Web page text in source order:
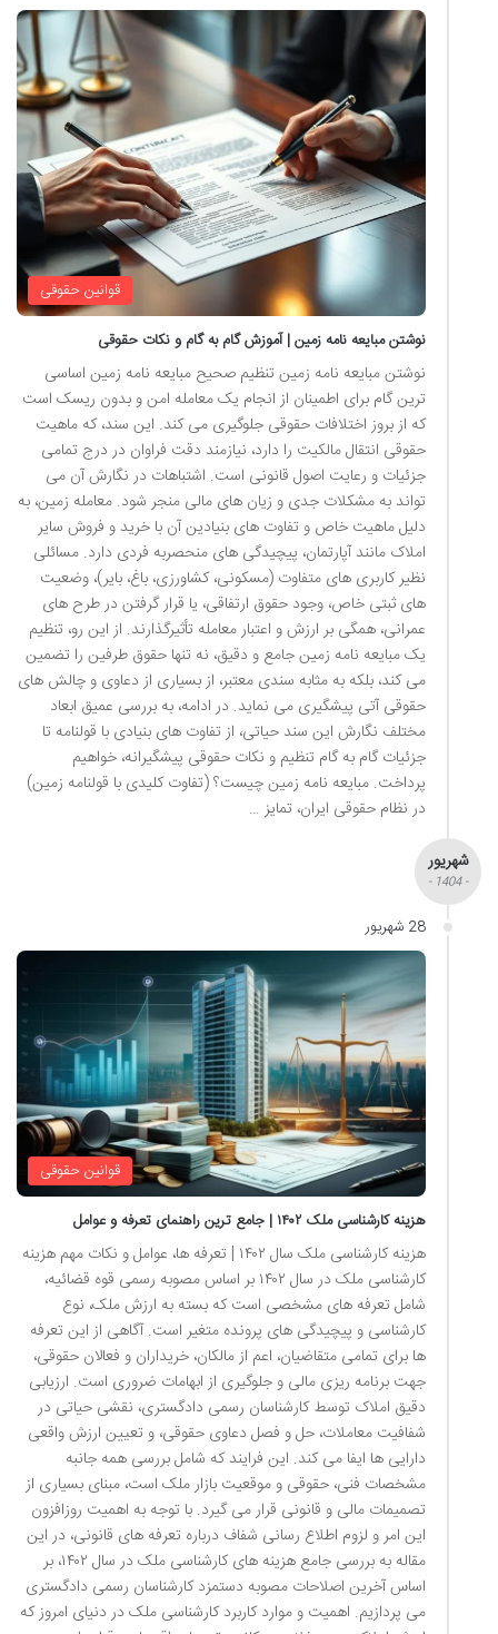
قوانین حقوقی
نوشتن مبایعه نامه زمین | آموزش گام به گام و نکات حقوقی
نوشتن مبایعه نامه زمین تنظیم صحیح مبایعه نامه زمین اساسی
ترین گام برای اطمینان از انجام یک معامله امن و بدون ریسک است
که از بروز اختلافات حقوقی جلوگیری می کند. این سند، که ماهیت
حقوقی انتقال مالکیت را دارد، نیازمند دقت فراوان در درج تمامی
جزئیات و رعایت اصول قانونی است. اشتباهات در نگارش آن می
تواند به مشکلات جدی و زیان های مالی منجر شود. معامله زمین، به
دلیل ماهیت خاص و تفاوت های بنیادین آن با خرید و فروش سایر
املاک مانند آپارتمان، پیچیدگی های منحصربه فردی دارد. مسائلی
نظیر کاربری های متفاوت (مسکونی، کشاورزی، باغ، بایر)، وضعیت
های ثبتی خاص، وجود حقوق ارتفاقی، یا قرار گرفتن در طرح های
عمرانی، همگی بر ارزش و اعتبار معامله تأثیرگذارند. از این رو، تنظیم
یک مبایعه نامه زمین جامع و دقیق، نه تنها حقوق طرفین را تضمین
می کند، بلکه به مثابه سندی معتبر، از بسیاری از دعاوی و چالش های
حقوقی آتی پیشگیری می نماید. در ادامه، به بررسی عمیق ابعاد
مختلف نگارش این سند حیاتی، از تفاوت های بنیادی با قولنامه تا
جزئیات گام به گام تنظیم و نکات حقوقی پیشگیرانه، خواهیم
پرداخت. مبایعه نامه زمین چیست؟ (تفاوت کلیدی با قولنامه زمین)
در نظام حقوقی ایران، تمایز …
شهریور
- 1404 -
28 شهریور
قوانین حقوقی
هزینه کارشناسی ملک ۱۴۰۲ | جامع ترین راهنمای تعرفه و عوامل
هزینه کارشناسی ملک سال ۱۴۰۲ | تعرفه ها، عوامل و نکات مهم هزینه
کارشناسی ملک در سال ۱۴۰۲ بر اساس مصوبه رسمی قوه قضائیه،
شامل تعرفه های مشخصی است که بسته به ارزش ملک، نوع
کارشناسی و پیچیدگی های پرونده متغیر است. آگاهی از این تعرفه
ها برای تمامی متقاضیان، اعم از مالکان، خریداران و فعالان حقوقی،
جهت برنامه ریزی مالی و جلوگیری از ابهامات ضروری است. ارزیابی
دقیق املاک توسط کارشناسان رسمی دادگستری، نقشی حیاتی در
شفافیت معاملات، حل و فصل دعاوی حقوقی، و تعیین ارزش واقعی
دارایی ها ایفا می کند. این فرایند که شامل بررسی همه جانبه
مشخصات فنی، حقوقی و موقعیت بازار ملک است، مبنای بسیاری از
تصمیمات مالی و قانونی قرار می گیرد. با توجه به اهمیت روزافزون
این امر و لزوم اطلاع رسانی شفاف درباره تعرفه های قانونی، در این
مقاله به بررسی جامع هزینه های کارشناسی ملک در سال ۱۴۰۲، بر
اساس آخرین اصلاحات مصوبه دستمزد کارشناسان رسمی دادگستری
می پردازیم. اهمیت و موارد کاربرد کارشناسی ملک در دنیای امروز که